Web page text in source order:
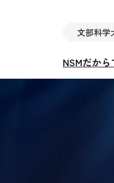
文部科学
NSMだか